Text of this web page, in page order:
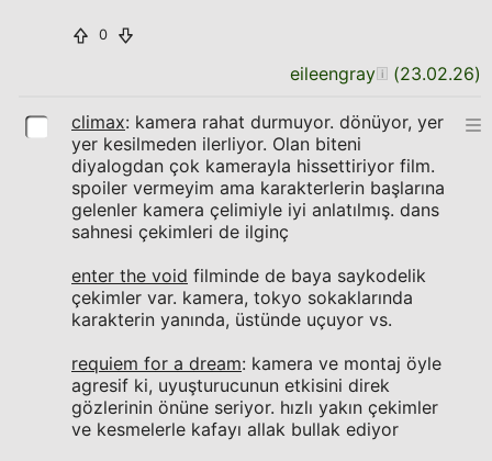
0
eileengray (23.02.26)
climax: kamera rahat durmuyor. dönüyor, yer
yer kesilmeden ilerliyor. Olan biteni
diyalogdan çok kamerayla hissettiriyor film.
spoiler vermeyim ama karakterlerin başlarına
gelenler kamera çelimiyle iyi anlatılmış. dans
sahnesi çekimleri de ilginç
enter the void filminde de baya saykodelik
çekimler var. kamera, tokyo sokaklarında
karakterin yanında, üstünde uçuyor vs.
requiem for a dream: kamera ve montaj öyle
agresif ki, uyuşturucunun etkisini direk
gözlerinin önüne seriyor. hızlı yakın çekimler
ve kesmelerle kafayı allak bullak ediyor